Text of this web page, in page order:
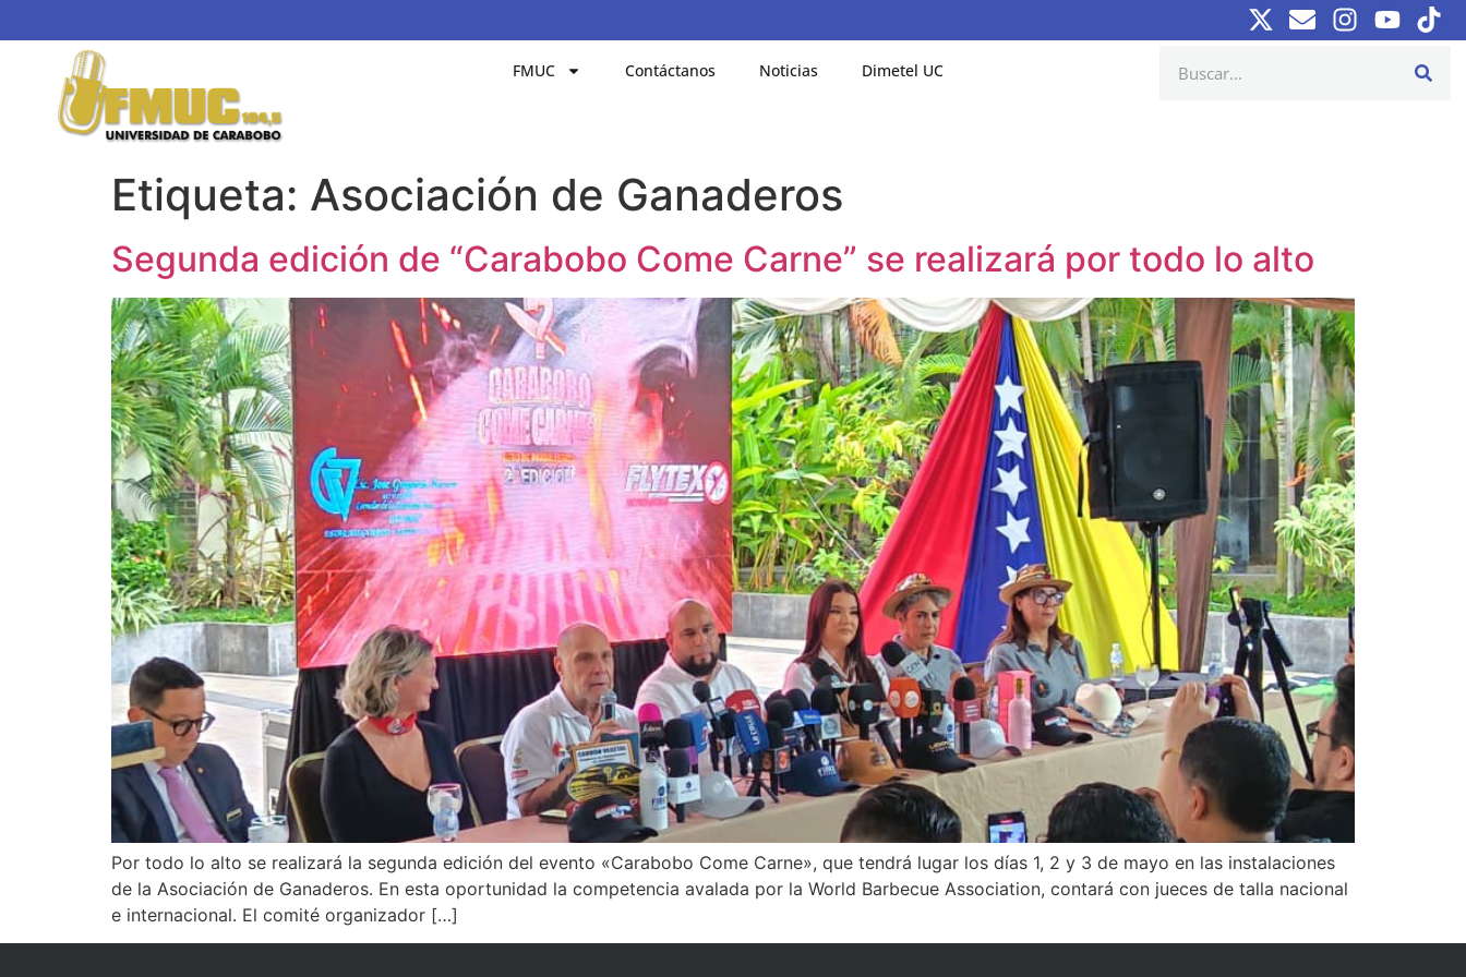
FMUC Contáctanos Noticias Dimetel UC
Etiqueta: Asociación de Ganaderos
Segunda edición de “Carabobo Come Carne” se realizará por todo lo alto
Por todo lo alto se realizará la segunda edición del evento «Carabobo Come Carne», que tendrá lugar los días 1, 2 y 3 de mayo en las instalaciones
de la Asociación de Ganaderos. En esta oportunidad la competencia avalada por la World Barbecue Association, contará con jueces de talla nacional
e internacional. El comité organizador […]